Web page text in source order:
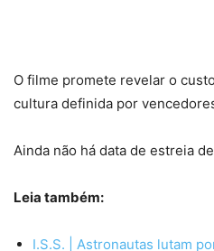
O filme promete revelar o
cultura definida por
Ainda não há data de estreia
Leia também:
I.S.S. | Astronautas lutam